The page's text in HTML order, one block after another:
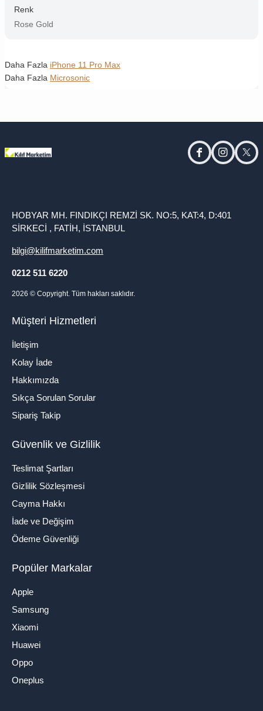
Renk
Rose Gold
Daha Fazla iPhone 11 Pro Max
Daha Fazla Microsonic
facebookinstagram
HOBYAR MH. FINDIKÇI REMZİ SK. NO:5, KAT:4, D:401
SİRKECİ , FATİH, İSTANBUL
bilgi@kilifmarketim.com
0212 511 6220
2026 © Copyright. Tüm hakları saklıdır.
Müşteri Hizmetleri
İletişim
Kolay İade
Hakkımızda
Sıkça Sorulan Sorular
Sipariş Takip
Güvenlik ve Gizlilik
Teslimat Şartları
Gizlilik Sözleşmesi
Cayma Hakkı
İade ve Değişim
Ödeme Güvenliği
Popüler Markalar
Apple
Samsung
Xiaomi
Huawei
Oppo
Oneplus